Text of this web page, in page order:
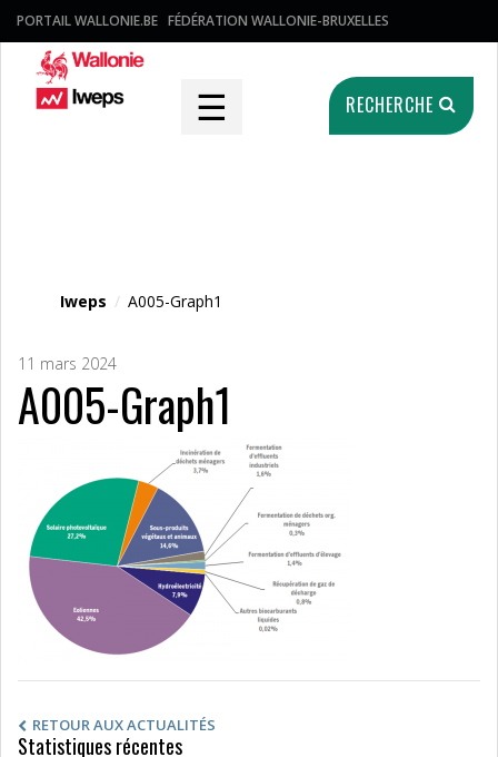
PORTAIL WALLONIE.BE FÉDÉRATION WALLONIE-BRUXELLES
☰ RECHERCHE
Iweps / A005-Graph1
11 mars 2024
A005-Graph1
RETOUR AUX ACTUALITÉS
Statistiques récentes